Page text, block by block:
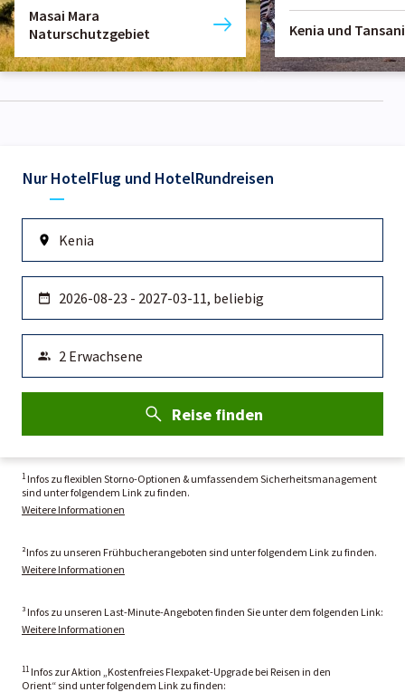
Masai Mara
Naturschutzgebiet
Kenia und
Nur HotelFlug und HotelRundreisen
Reise finden
1 Infos zu flexiblen Storno-Optionen & umfassendem Sicherheitsmanagement
sind unter folgendem Link zu finden.
Weitere Informationen
²Infos zu unseren Frühbucherangeboten sind unter folgendem Link zu finden.
Weitere Informationen
³ Infos zu unseren Last-Minute-Angeboten finden Sie unter dem folgenden Link:
Weitere Informationen
11 Infos zur Aktion „Kostenfreies Flexpaket-Upgrade bei Reisen in den
Orient“ sind unter folgendem Link zu finden: